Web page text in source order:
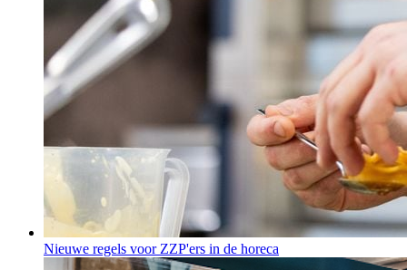
Nieuwe regels voor ZZP'ers in de horeca